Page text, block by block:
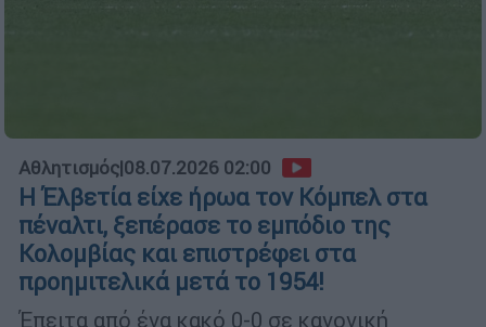
Αθλητισμός|08.07.2026 02:00
Η Έλβετία είχε ήρωα τον Κόμπελ στα
πέναλτι, ξεπέρασε το εμπόδιο της
Κολομβίας και επιστρέφει στα
προημιτελικά μετά το 1954!
Έπειτα από ένα κακό 0-0 σε κανονική